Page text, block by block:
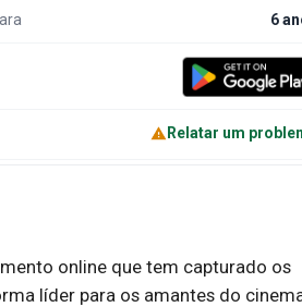
6
Relatar um
online que tem capturado os
líder para os amantes do